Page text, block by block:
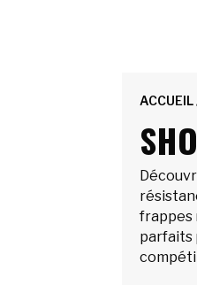
ACCUEIL
frappes
parfaits